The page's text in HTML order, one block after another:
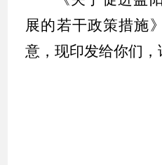
展的若干政策措施》
意，现印发给你们，